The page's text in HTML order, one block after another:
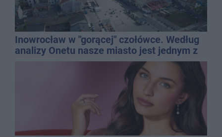
Inowrocław w "gorącej" czołówce. Według
analizy Onetu nasze miasto jest jednym z
najbardziej narażonych na upały